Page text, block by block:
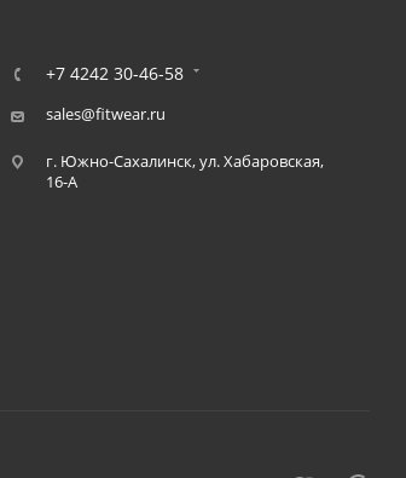
+7 4242 30-46-58
sales@fitwear.ru
г. Южно-Сахалинск, ул. Хабаровская,
16-А